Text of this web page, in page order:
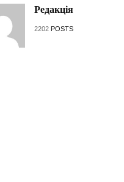
Редакція
2202 POSTS